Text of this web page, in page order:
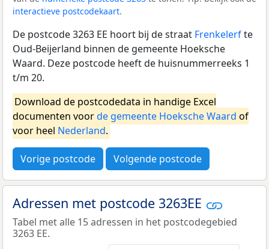
interactieve postcodekaart.
De postcode 3263 EE hoort bij de straat Frenkelerfte
Oud-Beijerland binnen de gemeente Hoeksche
Waard. Deze postcode heeft de huisnummerreeks 1
t/m 20.
Download de postcodedata in handige Excel
documenten voorde gemeente Hoeksche Waard of
voor heel Nederland.
Vorige postcode Volgende postcode
Adressen met postcode 3263EE
Tabel met alle 15 adressen in het postcodegebied
3263 EE.